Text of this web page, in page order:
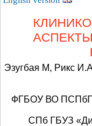
Эзугбая М, Рикс
ФГБОУ ВО
СПб ГБУЗ